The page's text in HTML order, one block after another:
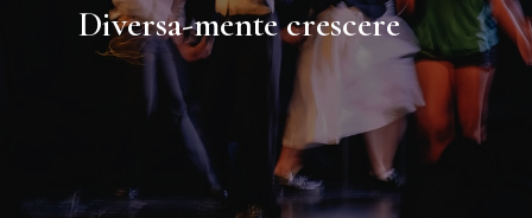
ARCHIVI
CHIEDI UN CONTRIBUTO
Diversa-mente crescere